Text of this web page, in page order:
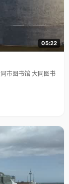
05:22